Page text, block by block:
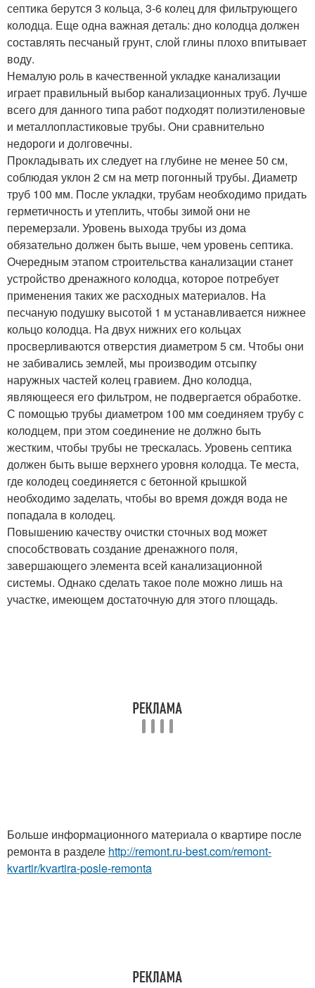
септика берутся 3 кольца, 3-6 колец для фильтрующего
колодца. Еще одна важная деталь: дно колодца должен
составлять песчаный грунт, слой глины плохо впитывает
воду.
Немалую роль в качественной укладке канализации
играет правильный выбор канализационных труб. Лучше
всего для данного типа работ подходят полиэтиленовые
и металлопластиковые трубы. Они сравнительно
недороги и долговечны.
Прокладывать их следует на глубине не менее 50 см,
соблюдая уклон 2 см на метр погонный трубы. Диаметр
труб 100 мм. После укладки, трубам необходимо придать
герметичность и утеплить, чтобы зимой они не
перемерзали. Уровень выхода трубы из дома
обязательно должен быть выше, чем уровень септика.
Очередным этапом строительства канализации станет
устройство дренажного колодца, которое потребует
применения таких же расходных материалов. На
песчаную подушку высотой 1 м устанавливается нижнее
кольцо колодца. На двух нижних его кольцах
просверливаются отверстия диаметром 5 см. Чтобы они
не забивались землей, мы производим отсыпку
наружных частей колец гравием. Дно колодца,
являющееся его фильтром, не подвергается обработке.
С помощью трубы диаметром 100 мм соединяем трубу с
колодцем, при этом соединение не должно быть
жестким, чтобы трубы не трескалась. Уровень септика
должен быть выше верхнего уровня колодца. Те места,
где колодец соединяется с бетонной крышкой
необходимо заделать, чтобы во время дождя вода не
попадала в колодец.
Повышению качеству очистки сточных вод может
способствовать создание дренажного поля,
завершающего элемента всей канализационной
системы. Однако сделать такое поле можно лишь на
участке, имеющем достаточную для этого площадь.
Больше информационного материала о квартире после
ремонта в разделе http://remont.ru-best.com/remont-
kvartir/kvartira-posle-remonta